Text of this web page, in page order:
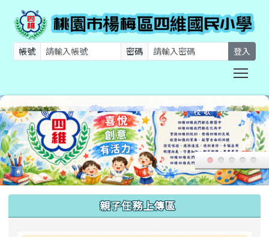
帳號 密碼 登入
親子任務上傳區